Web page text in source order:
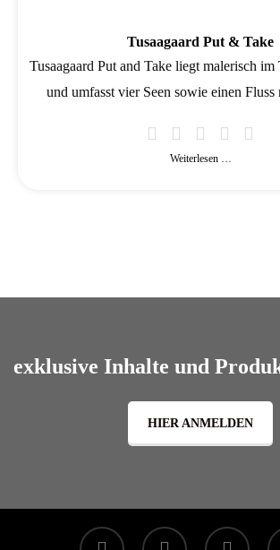
Tusaagaard Put & Take
Tusaagaard Put and Take liegt malerisch
und umfasst vier Seen sowie einen Fluss
Weiterlesen …
exklusive Inhalte und
HIER ANMELDEN
facebook linkedin youtube